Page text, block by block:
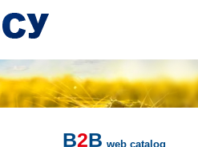
B2B web catalog